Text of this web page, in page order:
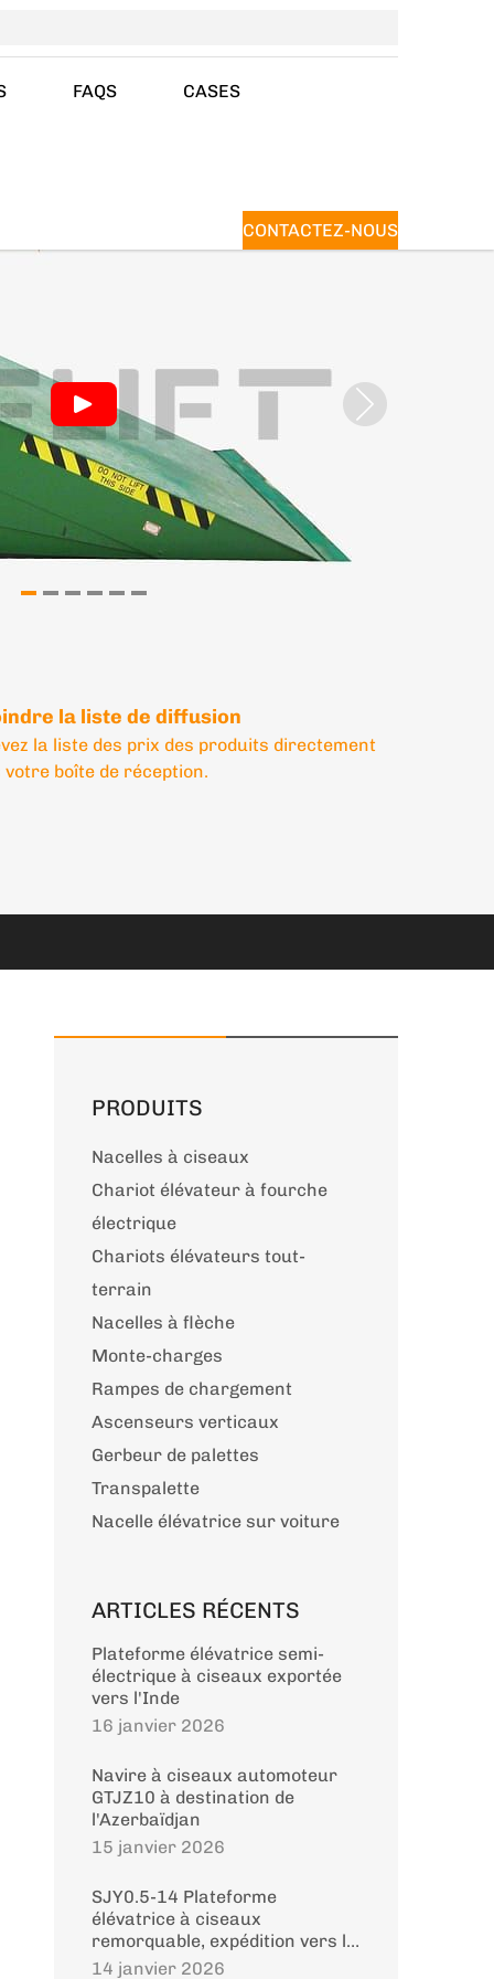
FAQS CASES
CONTACTEZ-NOUS
la liste de diffusion
la liste des prix des produits directement
votre boîte de réception.
PRODUITS
Nacelles à ciseaux
Chariot élévateur à fourche
électrique
Chariots élévateurs tout-
terrain
Nacelles à flèche
Monte-charges
Rampes de chargement
Ascenseurs verticaux
Gerbeur de palettes
Transpalette
Nacelle élévatrice sur voiture
ARTICLES RÉCENTS
Plateforme élévatrice semi-
électrique à ciseaux exportée
vers l'Inde
16 janvier 2026
Navire à ciseaux automoteur
GTJZ10 à destination de
l'Azerbaïdjan
15 janvier 2026
SJY0.5-14 Plateforme
élévatrice à ciseaux
remorquable, expédition vers le
Pakistan
14 janvier 2026